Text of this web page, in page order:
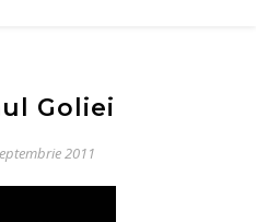
Goliei
2011